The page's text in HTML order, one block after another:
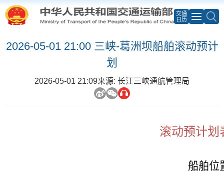
交通
日历
2026-05-01 21:00 三峡-葛洲坝船舶滚动预计
划
2026-05-01 21:09来源: 长江三峡通航管理局
滚动预计划
船舶位